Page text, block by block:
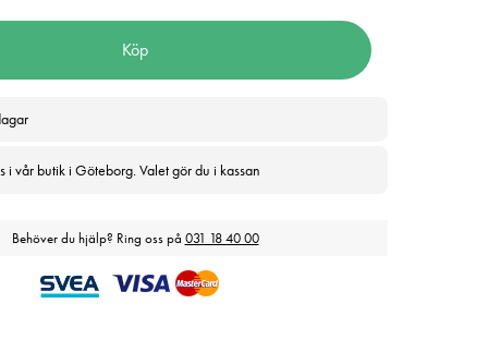
Köp
i vår butik i Göteborg. Valet gör du i kassan
Behöver du hjälp? Ring oss på 031 18 40 00